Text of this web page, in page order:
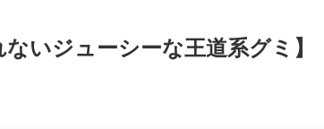
いジューシーな王道系グミ】